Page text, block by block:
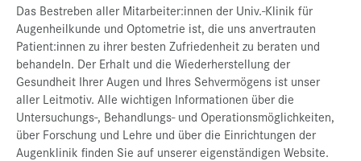
de |en
Das Bestreben aller Mitarbeiter:innen der Univ.-Klinik für
Augenheilkunde und Optometrie ist, die uns anvertrauten
Patient:innen zu ihrer besten Zufriedenheit zu beraten und
behandeln. Der Erhalt und die Wiederherstellung der
Gesundheit Ihrer Augen und Ihres Sehvermögens ist unser
aller Leitmotiv. Alle wichtigen Informationen über die
Untersuchungs-, Behandlungs- und Operationsmöglichkeiten,
über Forschung und Lehre und über die Einrichtungen der
Augenklinik finden Sie auf unserer eigenständigen Website.